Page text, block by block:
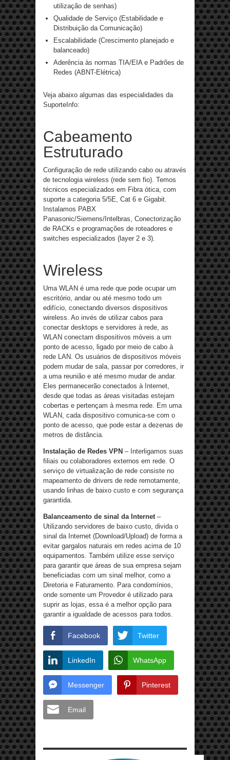
utilização de senhas)
Qualidade de Serviço (Estabilidade e
Distribuição da Comunicação)
Escalabilidade (Crescimento planejado e
balanceado)
Aderência às normas TIA/EIA e Padrões de
Redes (ABNT-Elétrica)
Veja abaixo algumas das especialidades da
SuporteInfo:
Cabeamento
Estruturado
Configuração de rede utilizando cabo ou através
de tecnologia wireless (rede sem fio). Temos
técnicos especializados em Fibra ótica, com
suporte a categoria 5/5E, Cat 6 e Gigabit.
Instalamos PABX
Panasonic/Siemens/Intelbras, Conectorização
de RACKs e programações de roteadores e
switches especializados (layer 2 e 3).
Wireless
Uma WLAN é uma rede que pode ocupar um
escritório, andar ou até mesmo todo um
edifício, conectando diversos dispositivos
wireless. Ao invés de utilizar cabos para
conectar desktops e servidores à rede, as
WLAN conectam dispositivos móveis a um
ponto de acesso, ligado por meio de cabo à
rede LAN. Os usuários de dispositivos móveis
podem mudar de sala, passar por corredores, ir
a uma reunião e até mesmo mudar de andar.
Eles permanecerão conectados à Internet,
desde que todas as áreas visitadas estejam
cobertas e pertençam à mesma rede. Em uma
WLAN, cada dispositivo comunica-se com o
ponto de acesso, que pode estar a dezenas de
metros de distância.
Instalação de Redes VPN – Interligamos suas
filiais ou colaboradores externos em rede. O
serviço de virtualização de rede consiste no
mapeamento de drivers de rede remotamente,
usando linhas de baixo custo e com segurança
garantida.
Balanceamento de sinal da Internet–
Utilizando servidores de baixo custo, divida o
sinal da Internet (Download/Upload) de forma a
evitar gargalos naturais em redes acima de 10
equipamentos. Também utilize esse serviço
para garantir que áreas de sua empresa sejam
beneficiadas com um sinal melhor, como a
Diretoria e Faturamento. Para condomínios,
onde somente um Provedor é utilizado para
suprir as lojas, essa é a melhor opção para
garantir a igualdade de acessos para todos.
Facebook Twitter
LinkedIn WhatsApp
Messenger Pinterest
Email